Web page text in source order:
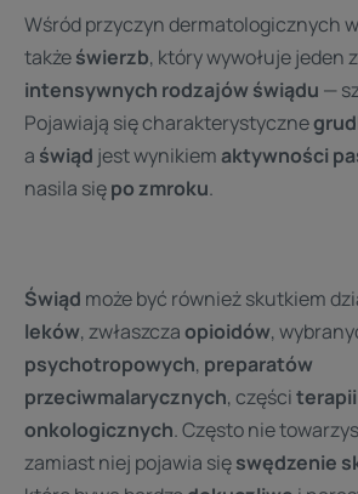
Wśród przyczyn dermatologicznych
takżeświerzb, który wywołuje jeden
intensywnych rodzajów świądu —
Pojawiają się charakterystyczne
a świąd jest wynikiemaktywności
nasila siępo zmroku.
Świąd może być również skutkiem
leków, zwłaszczaopioidów,
psychotropowych, preparatów
przeciwmalarycznych, części
onkologicznych. Często nie
zamiast niej pojawia sięswędzenie